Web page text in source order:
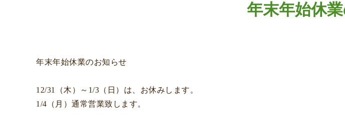
年末年始休
年末年始休業のお知らせ
12/31（木）～1/3（日）は、お休みします。
1/4（月）通常営業致します。